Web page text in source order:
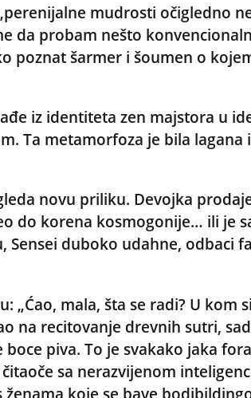
mudrosti očigledno
da probam nešto
poznat šarmer i šoumen o
iz identiteta zen majstora u
Ta metamorfoza je bila
novu priliku. Devojka
do korena kosmogonije… ili je
Sensei duboko udahne, odbaci
„Ćao, mala, šta se radi? U kom
na recitovanje drevnih sutri,
piva. To je svakako jaka
sa nerazvijenom
koje se bave